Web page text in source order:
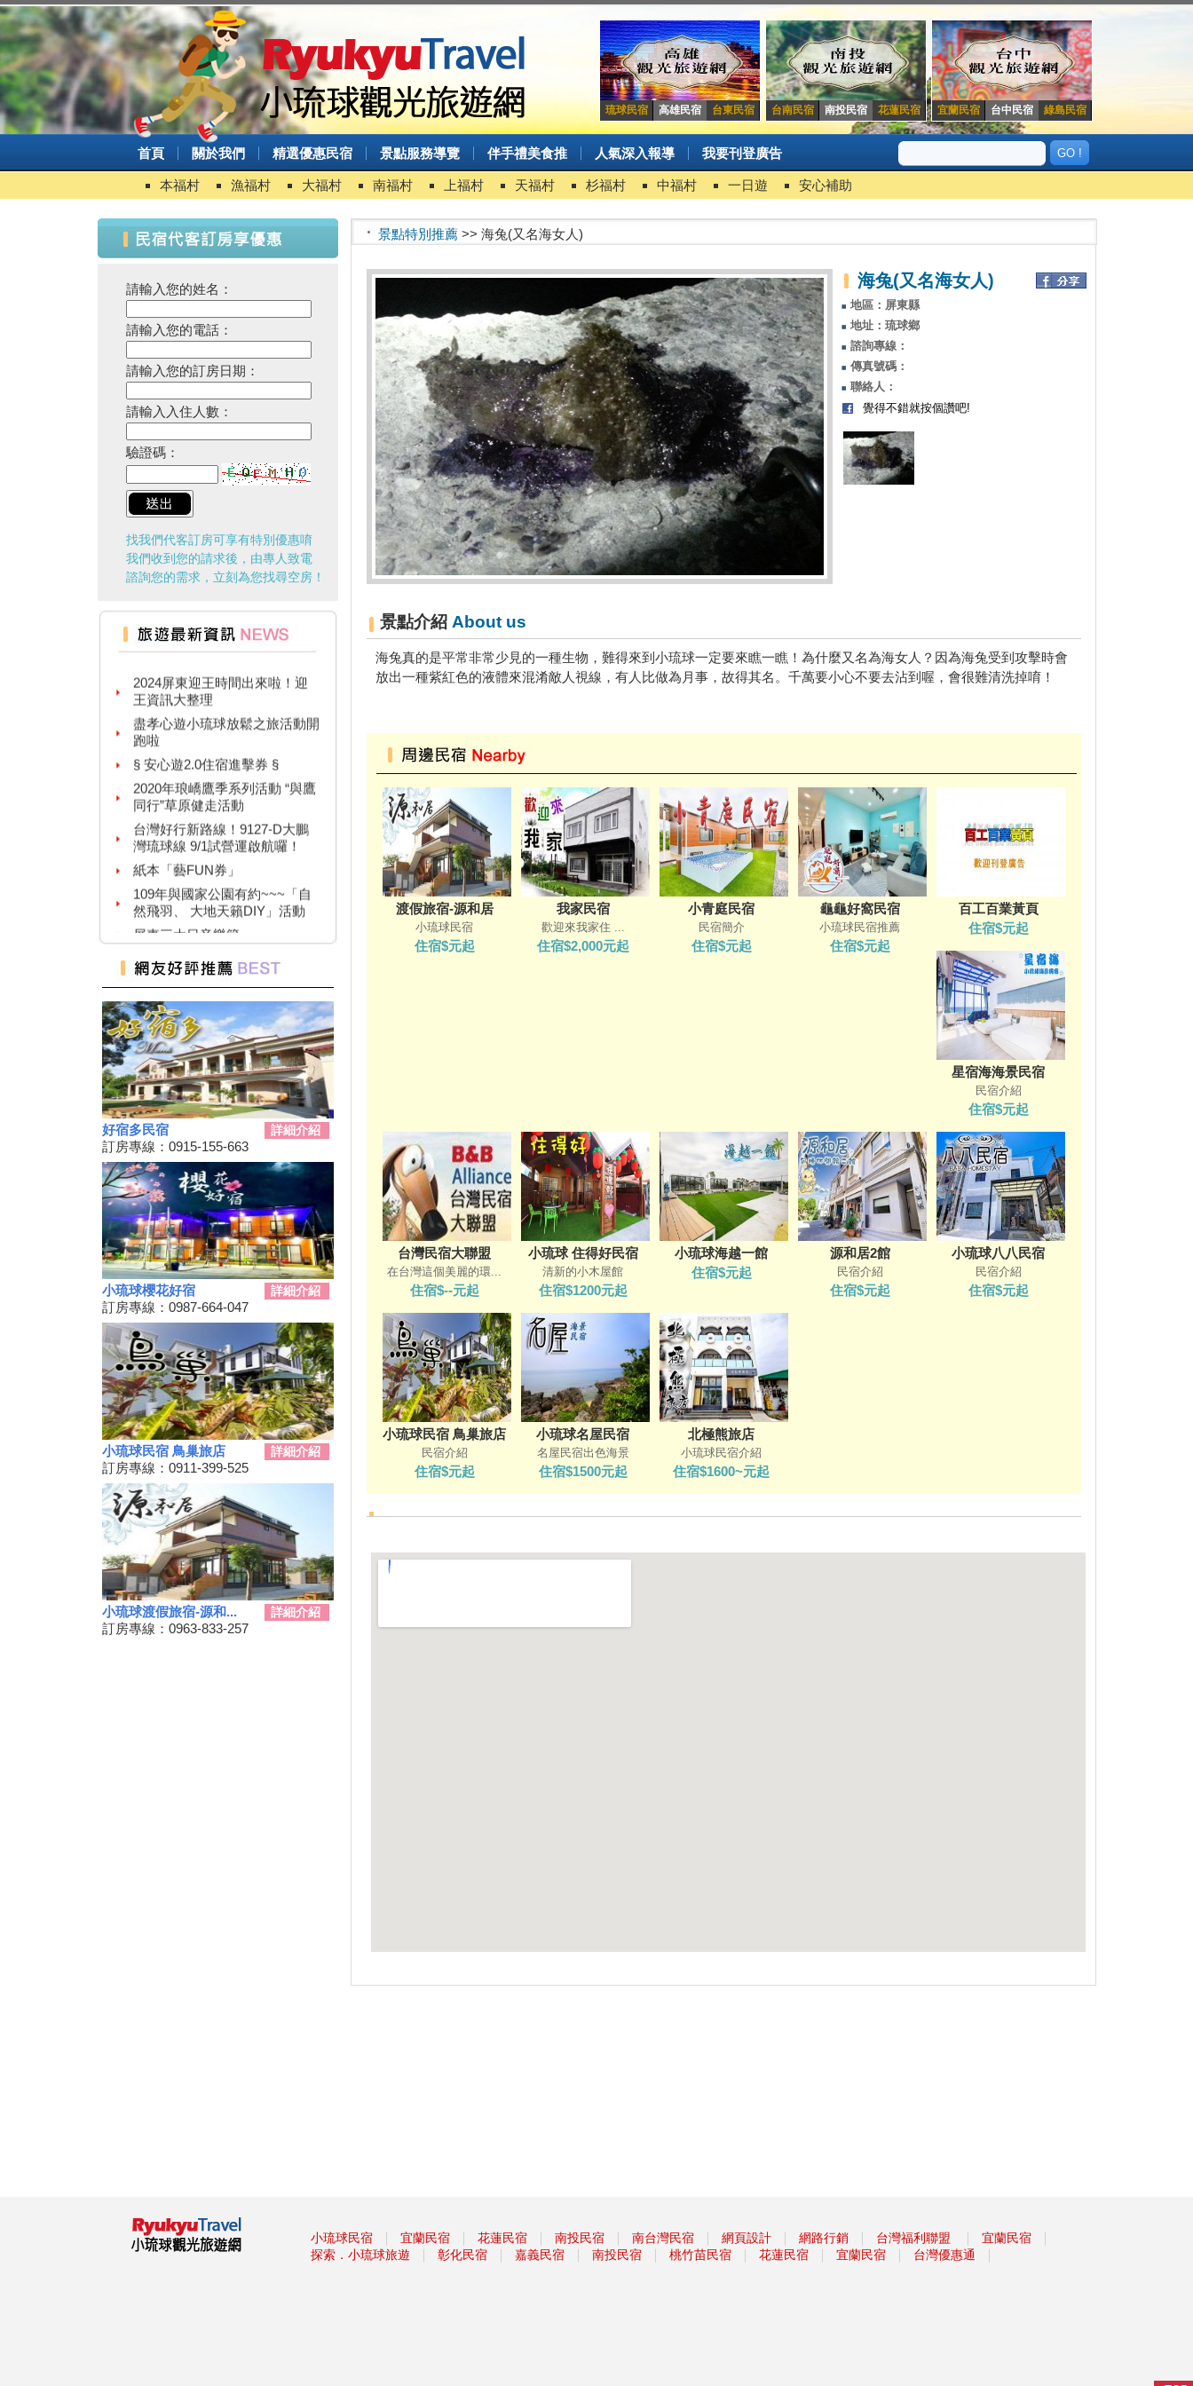
琉球民宿 高雄民宿 台東民宿 台南民宿 南投民宿 花蓮民宿 宜蘭民宿 台中民宿 綠島民宿
首頁 關於我們 精選優惠民宿 景點服務導覽 伴手禮美食推 人氣深入報導 我要刊登廣告
本福村 漁福村 大福村 南福村 上福村 天福村 杉福村 中福村 一日遊 安心補助
請輸入您的姓名：
請輸入您的電話：
請輸入您的訂房日期：
請輸入入住人數：
驗證碼：
找我們代客訂房可享有特別優惠唷
我們收到您的請求後，由專人致電
諮詢您的需求，立刻為您找尋空房！
台灣百大景點推薦，集章還有限
量小禮物可以拿
王資訊大整理
盡孝心遊小琉球放鬆之旅活動開
跑啦
§ 安心遊2.0住宿進擊券 §
2020年琅嶠鷹季系列活動 “與鷹
同行”草原健走活動
台灣好行新路線！9127-D大鵬
灣琉球線 9/1試營運啟航囉！
紙本「藝FUN券」
109年與國家公園有約~~~「自
然飛羽、 大地天籟DIY」活動
屏東三大日音樂節~
2020大鵬灣帆船生活節
墾丁國家公園舉辦『潮向海洋玩
7/4-7/31東港吃冰趣 ice仲夏潮口
味【系列活動】
高鐵首推澎湖交通聯票 超夯小
琉球行程繼續賣
【墾丁後壁湖美食推薦】後壁湖
生魚片|邱家生魚片|傳說中的百
元生魚片|空運來台新鮮生魚片|
2019擴大國旅秋冬夜市抵用卷
優惠活動
2019擴大國旅秋冬住宿優惠活
動
秋冬擴大國旅補助離島加碼怎麼
用？老司機分享連續技
108年潮州賽神蝦暨小農市集活
動
單車騎遊聽風看海，體驗台灣燈
塔極點濱海小鎮風貌 一起Light
up Taiwan
Hi~枋寮有藝市
單車環島遊台灣國際入口網站
Taiwan on 2 Wheels
第四屆「小琉球愛龜淨灘接力
賽」活動，7/13小琉球龍蝦洞海
灘展開！
屏東大鵬灣賽車場今歇業 車友
依依不捨盼有人接手
大鵬灣水上趣 體驗造舟、迷你
高鐵南延新增方案！交通部：這
兩案較有可行性
三代同遊國家公園 『墾丁仲夏
夜未眠－蟹謝好孕』陸蟹生態之
藤枝森林遊樂區6月底關園 入園
只剩41名額
好宿多民宿 詳細介紹
訂房專線：0915-155-663
小琉球櫻花好宿 詳細介紹
訂房專線：0987-664-047
小琉球民宿 鳥巢旅店 詳細介紹
訂房專線：0911-399-525
小琉球渡假旅宿-源和... 詳細介紹
訂房專線：0963-833-257
景點特別推薦>> 海兔(又名海女人)
海兔(又名海女人)
地區：屏東縣
地址：琉球鄉
諮詢專線：
傳真號碼：
聯絡人：
覺得不錯就按個讚吧!
景點介紹About us
海兔真的是平常非常少見的一種生物，難得來到小琉球一定要來瞧一瞧！為什麼又名為海女人？因為海兔受到攻擊時會
放出一種紫紅色的液體來混淆敵人視線，有人比做為月事，故得其名。千萬要小心不要去沾到喔，會很難清洗掉唷！
渡假旅宿-源和居
小琉球民宿
住宿$元起
我家民宿
歡迎來我家住 ...
住宿$2,000元起
小青庭民宿
民宿簡介
住宿$元起
龜龜好窩民宿
小琉球民宿推薦
住宿$元起
百工百業黃頁
住宿$元起
星宿海海景民宿
民宿介紹
住宿$元起
台灣民宿大聯盟
在台灣這個美麗的環...
住宿$--元起
小琉球 住得好民宿
清新的小木屋館
住宿$1200元起
小琉球海越一館
住宿$元起
源和居2館
民宿介紹
住宿$元起
小琉球八八民宿
民宿介紹
住宿$元起
小琉球民宿 鳥巢旅店
民宿介紹
住宿$元起
小琉球名屋民宿
名屋民宿出色海景
住宿$1500元起
北極熊旅店
小琉球民宿介紹
住宿$1600~元起
小琉球民宿 ｜ 宜蘭民宿 ｜ 花蓮民宿 ｜ 南投民宿 ｜ 南台灣民宿 ｜ 網頁設計 ｜ 網路行銷 ｜ 台灣福利聯盟 ｜ 宜蘭民宿 ｜
探索．小琉球旅遊 ｜ 彰化民宿 ｜ 嘉義民宿 ｜ 南投民宿 ｜ 桃竹苗民宿 ｜ 花蓮民宿 ｜ 宜蘭民宿 ｜ 台灣優惠通 ｜